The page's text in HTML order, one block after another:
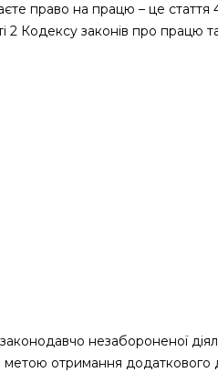
право на працю – це стаття
2 Кодексу законів про працю
незабороненої
отримання